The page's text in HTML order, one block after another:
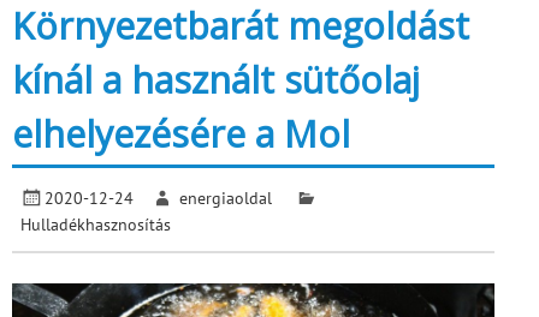
Környezetbarát megoldást
kínál a használt sütőolaj
elhelyezésére a Mol
2020-12-24
energiaoldal
Hulladékhasznosítás